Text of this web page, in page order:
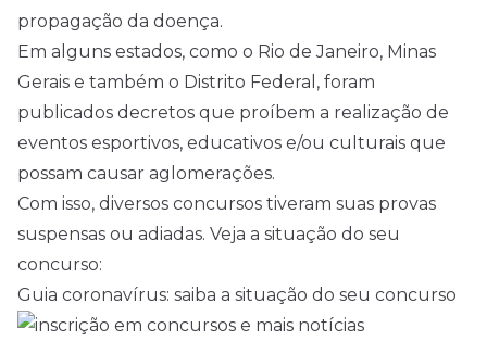
propagação da doença.
Em alguns estados, como o Rio de Janeiro, Minas
Gerais e também o Distrito Federal, foram
publicados decretos que proíbem a realização de
eventos esportivos, educativos e/ou culturais que
possam causar aglomerações.
Com isso, diversos concursos tiveram suas provas
suspensas ou adiadas. Veja a situação do seu
concurso:
Guia coronavírus: saiba a situação do seu concurso